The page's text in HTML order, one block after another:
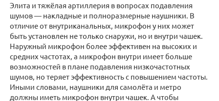
Элита и тяжёлая артиллерия в вопросах подавления
шумов — накладные и полноразмерные наушники. В
отличие от внутриканальных, микрофон у них может
быть установлен не только снаружи, но и внутри чашек.
Наружный микрофон более эффективен на высоких и
средних частотах, а микрофон внутри имеет больше
возможностей в плане подавления низкочастотных
шумов, но теряет эффективность с повышением частоты.
Иными словами, наушники для самолёта и метро
должны иметь микрофон внутри чашек. А чтобы